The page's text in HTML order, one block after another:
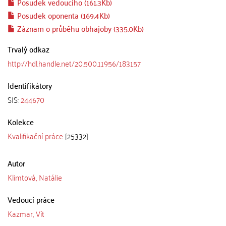
Posudek oponenta (169.4Kb)
Záznam o průběhu obhajoby (335.0Kb)
Trvalý odkaz
http://hdl.handle.net/20.500.11956/183157
Identifikátory
SIS:244670
Kolekce
Kvalifikační práce [25332]
Autor
Klimtová, Natálie
Vedoucí práce
Kazmar, Vít